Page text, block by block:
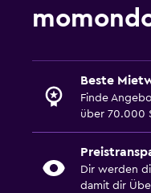
Beste
Finde
über 70.000
Dir werden
damit dir